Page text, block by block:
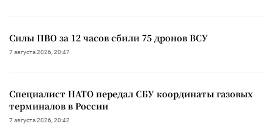
Силы ПВО за 12 часов сбили 75 дронов ВСУ
7 августа 2026, 20:47
Специалист НАТО передал СБУ координаты газовых
терминалов в России
7 августа 2026, 20:42